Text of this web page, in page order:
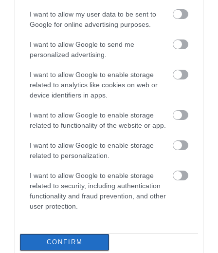
I want to allow my user data to be sent to
Google for online advertising purposes.
I want to allow Google to send me
personalized advertising.
I want to allow Google to enable storage
related to analytics like cookies on web or
device identifiers in apps.
I want to allow Google to enable storage
related to functionality of the website or app.
I want to allow Google to enable storage
related to personalization.
I want to allow Google to enable storage
related to security, including authentication
functionality and fraud prevention, and other
user protection.
CONFIRM
Κατάνυξη στην Εύβοια:
Λούτσα με κεράσματα και
αναψυκτικά
Σκύλος ή γάτα; Δείτε πόσα
χρήματα θα χρειαστείτε κάθε
09.08.2026 | 13:20
Εύβοια: Έργα
οδοποιίας 2,4 εκατ.
ευρώ – Ποιοι δρόμοι
αλλάζουν
Έκτακτα μέτρα και
απαγορεύσεις σήμερα
στην Εύβοια – Μεγάλη